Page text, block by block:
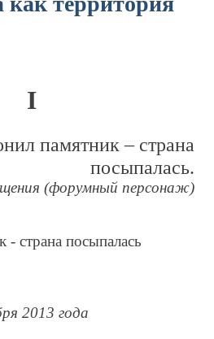
I
памятник – страна
посыпалась.
(форумный персонаж)
2013 года